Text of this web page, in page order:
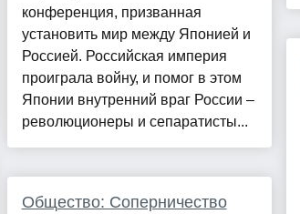
конференция, призванная
установить мир между Японией и
Россией. Российская империя
проиграла войну, и помог в этом
Японии внутренний враг России –
революционеры и сепаратисты...
Общество: Соперничество